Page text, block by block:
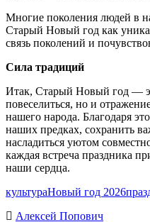
Многие поколения людей в
Старый Новый год как
связь поколений и
Сила традиций
Итак, Старый Новый год —
повеселиться, но и
нашего народа. Благодаря
наших предках, сохранить
насладиться уютом
каждая встреча праздника
наши сердца.
культураНовый год 2026
Алексей Попович